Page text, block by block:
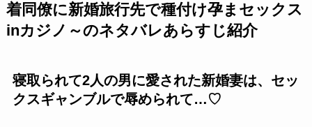
着同僚に新婚旅行先で種付け孕まセックス
inカジノ～のネタバレあらすじ紹介
寝取られて2人の男に愛された新婚妻は、セッ
クスギャンブルで辱められて…♡